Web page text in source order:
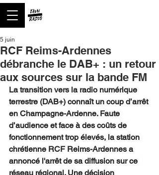
RCF Reims-Ardennes
débranche le DAB+ : un retour
aux sources sur la bande FM
5 juin
La transition vers la radio numérique
terrestre (DAB+) connaît un coup d’arrêt
en Champagne-Ardenne. Faute
d’audience et face à des coûts de
fonctionnement trop élevés, la station
chrétienne RCF Reims-Ardennes a
annoncé l'arrêt de sa diffusion sur ce
réseau régional. Une décision